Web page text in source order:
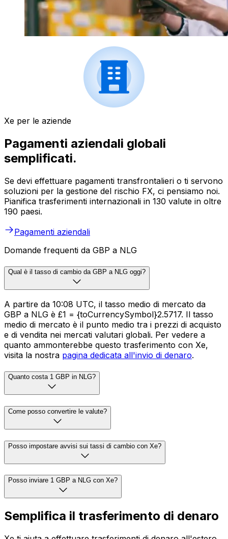
Xe per le aziende
Pagamenti aziendali globali
semplificati.
Se devi effettuare pagamenti transfrontalieri o ti servono
soluzioni per la gestione del rischio FX, ci pensiamo noi.
Pianifica trasferimenti internazionali in 130 valute in oltre
190 paesi.
Pagamenti aziendali
Domande frequenti da GBP a NLG
Qual è il tasso di cambio da GBP a NLG oggi?
A partire da 10:08 UTC, il tasso medio di mercato da
GBP a NLG è £1 = {toCurrencySymbol}2.5717. Il tasso
medio di mercato è il punto medio tra i prezzi di acquisto
e di vendita nei mercati valutari globali. Per vedere a
quanto ammonterebbe questo trasferimento con Xe,
visita la nostra pagina dedicata all'invio di denaro.
Quanto costa 1 GBP in NLG?
Come posso convertire le valute?
Posso impostare avvisi sui tassi di cambio con Xe?
Posso inviare 1 GBP a NLG con Xe?
Semplifica il trasferimento di denaro